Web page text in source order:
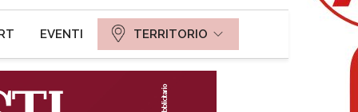
EVENTI TERRITORIO